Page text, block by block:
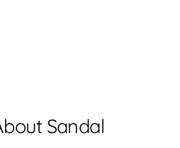
Sandal